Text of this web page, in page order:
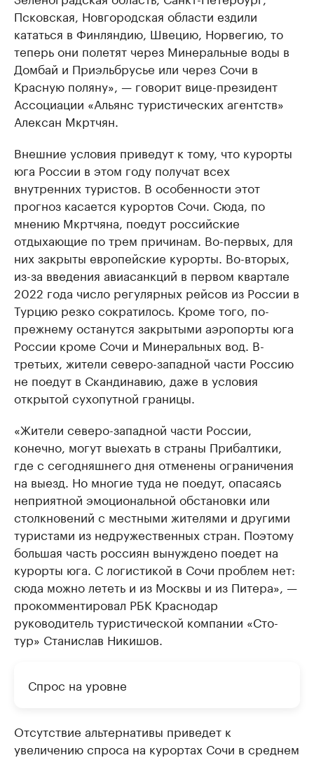
Псковская, Новгородская области ездили
кататься в Финляндию, Швецию, Норвегию, то
теперь они полетят через Минеральные воды в
Домбай и Приэльбрусье или через Сочи в
Красную поляну», — говорит вице-президент
Ассоциации «Альянс туристических агентств»
Алексан Мкртчян.
Внешние условия приведут к тому, что курорты
юга России в этом году получат всех
внутренних туристов. В особенности этот
прогноз касается курортов Сочи. Сюда, по
мнению Мкртчяна, поедут российские
отдыхающие по трем причинам. Во-первых, для
них закрыты европейские курорты. Во-вторых,
из-за введения авиасанкций в первом квартале
2022 года число регулярных рейсов из России в
Турцию резко сократилось. Кроме того, по-
прежнему останутся закрытыми аэропорты юга
России кроме Сочи и Минеральных вод. В-
третьих, жители северо-западной части Россию
не поедут в Скандинавию, даже в условия
открытой сухопутной границы.
«Жители северо-западной части России,
конечно, могут выехать в страны Прибалтики,
где с сегодняшнего дня отменены ограничения
на выезд. Но многие туда не поедут, опасаясь
неприятной эмоциональной обстановки или
столкновений с местными жителями и другими
туристами из недружественных стран. Поэтому
большая часть россиян вынуждено поедет на
курорты юга. С логистикой в Сочи проблем нет:
сюда можно лететь и из Москвы и из Питера», —
прокомментировал РБК Краснодар
руководитель туристической компании «Сто-
тур» Станислав Никишов.
Спрос на уровне
Отсутствие альтернативы приведет к
увеличению спроса на курортах Сочи в среднем